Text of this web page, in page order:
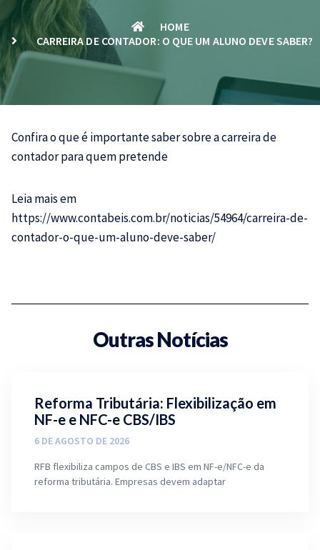
HOME
CARREIRA DE CONTADOR: O QUE UM ALUNO DEVE SABER?
Confira o que é importante saber sobre a carreira de
contadorpara quem pretende
Leia mais em
https://www.contabeis.com.br/noticias/54964/carreira-de-
contador-o-que-um-aluno-deve-saber/
Outras Notícias
Reforma Tributária: Flexibilização em
NF-e e NFC-e CBS/IBS
6 DE AGOSTO DE 2026
RFB flexibiliza campos de CBS e IBS em NF-e/NFC-e da
reforma tributária. Empresas devem adaptar